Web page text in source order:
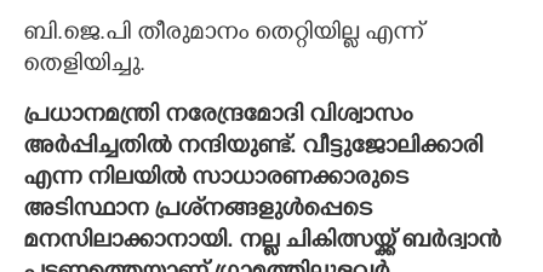
ബി.ജെ.പി തീരുമാനം തെറ്റിയില്ല എന്ന്
തെളിയിച്ചു.
പ്രധാനമന്ത്രി നരേന്ദ്രമോദി വിശ്വാസം
അർപ്പിച്ചതിൽ നന്ദിയുണ്ട്. വീട്ടുജോലിക്കാരി
എന്ന നിലയിൽ സാധാരണക്കാരുടെ
അടിസ്ഥാന പ്രശ്‌നങ്ങളുൾപ്പെടെ
മനസിലാക്കാനായി. നല്ല ചികിത്സയ്ക്ക് ബർദ്വാൻ